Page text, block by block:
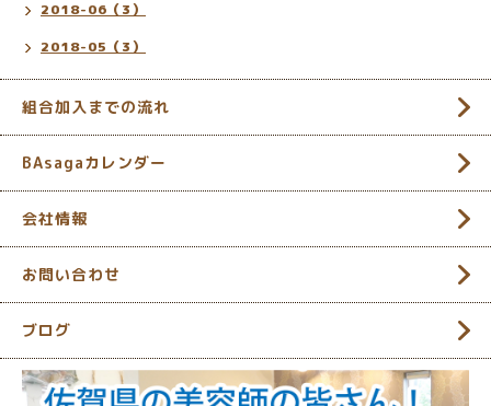
2018-06（3）
2018-05（3）
組合加入までの流れ
BAsagaカレンダー
会社情報
お問い合わせ
ブログ